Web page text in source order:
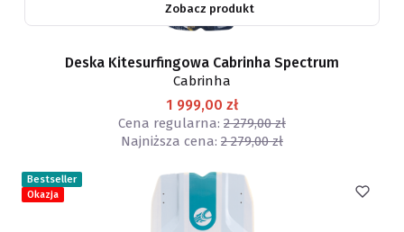
Zobacz produkt
Deska Kitesurfingowa Cabrinha Spectrum
Cabrinha
1 999,00 zł
Cena regularna: 2 279,00 zł
Najniższa cena: 2 279,00 zł
Okazja
Bestseller